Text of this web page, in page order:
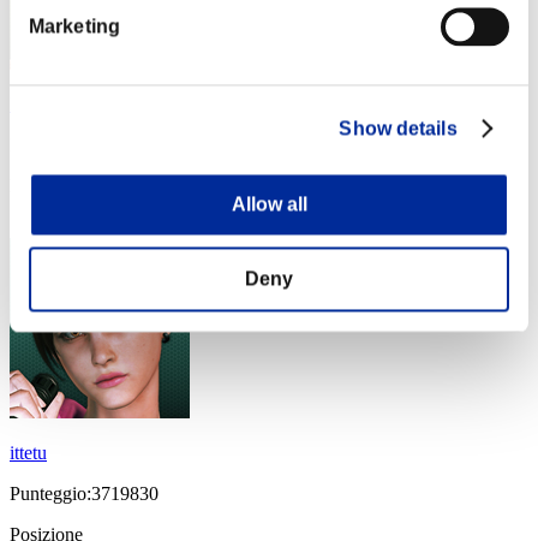
Marketing
Show details
Allow all
Deny
ittetu
Punteggio:3719830
Posizione